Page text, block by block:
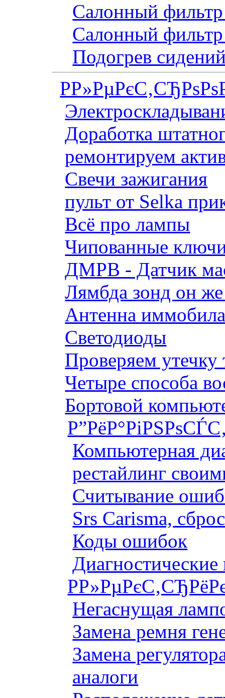
Салонный фильтр
Салонный фильтр
Подогрев
Доработка
ремонтируем
Свечи зажигания
пульт от Selka
Всё про лампы
Чипованные
ДМРВ - Датчик
Лямбда зонд он
Антенна
Светодиоды
Проверяем утечку
Четыре способа
Бортовой
Компьютерная
рестайлинг
Считывание
Srs Carisma,
Коды ошибок
Негаснущая
Замена ремня
Замена
аналоги